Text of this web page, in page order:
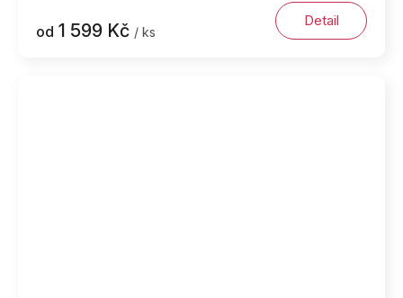
od 1 599 Kč / ks
Detail